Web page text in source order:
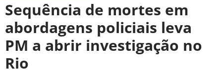
Sequência de mortes em
abordagens policiais leva
PM a abrir investigação no
Rio